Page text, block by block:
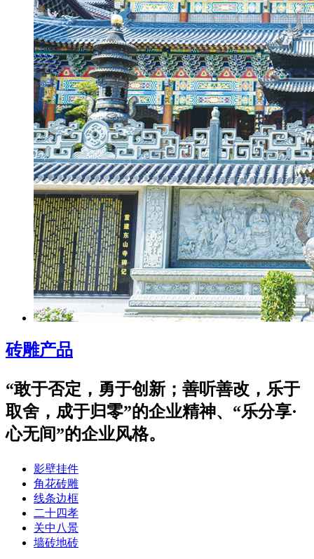
砖雕产品
“敢于否定，勇于创新；善听善改，乐于
取舍，成于归零”的企业精神、“乐分享·
心无间”的企业风格。
影壁挂件
角花砖雕
线条边框
二十四孝
关中八景
墙砖地砖